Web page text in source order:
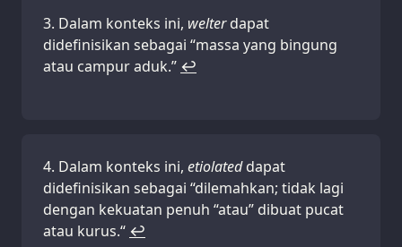
Dalam konteks ini, welterdapat
didefinisikan sebagai “massa yang bingung
atau campur aduk.” ↩
Dalam konteks ini, etiolateddapat
didefinisikan sebagai “dilemahkan; tidak lagi
dengan kekuatan penuh “atau” dibuat pucat
atau kurus.“ ↩